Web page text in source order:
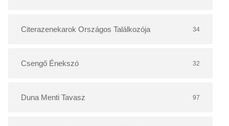
á
r
Citerazenekarok Országos Találkozója 34
Csengő Énekszó 32
Duna Menti Tavasz 97